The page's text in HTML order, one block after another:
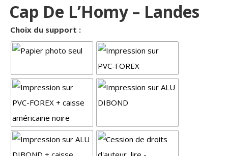
Cap De L’Homy – Landes
Choix du support :